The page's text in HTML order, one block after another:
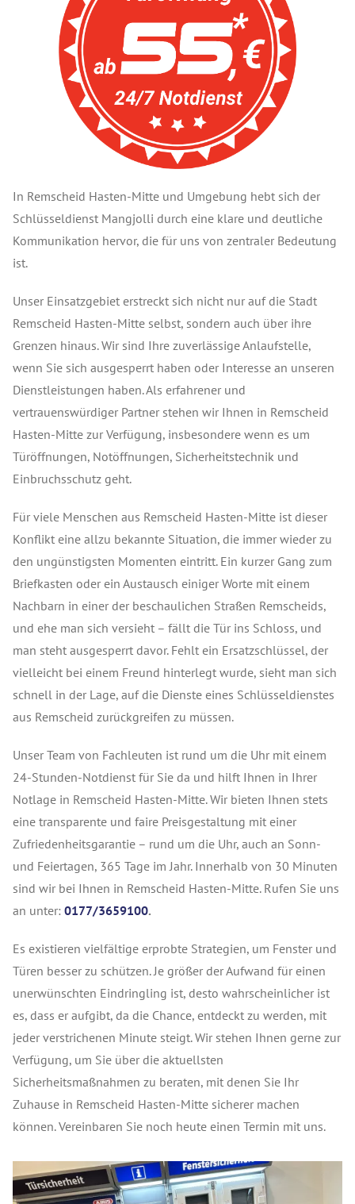
In Remscheid Hasten-Mitte und Umgebung hebt sich der
Schlüsseldienst Mangjolli durch eine klare und deutliche
Kommunikation hervor, die für uns von zentraler Bedeutung
ist.
Unser Einsatzgebiet erstreckt sich nicht nur auf die Stadt
Remscheid Hasten-Mitte selbst, sondern auch über ihre
Grenzen hinaus. Wir sind Ihre zuverlässige Anlaufstelle,
wenn Sie sich ausgesperrt haben oder Interesse an unseren
Dienstleistungen haben. Als erfahrener und
vertrauenswürdiger Partner stehen wir Ihnen in Remscheid
Hasten-Mitte zur Verfügung, insbesondere wenn es um
Türöffnungen, Notöffnungen, Sicherheitstechnik und
Einbruchsschutz geht.
Für viele Menschen aus Remscheid Hasten-Mitte ist dieser
Konflikt eine allzu bekannte Situation, die immer wieder zu
den ungünstigsten Momenten eintritt. Ein kurzer Gang zum
Briefkasten oder ein Austausch einiger Worte mit einem
Nachbarn in einer der beschaulichen Straßen Remscheids,
und ehe man sich versieht – fällt die Tür ins Schloss, und
man steht ausgesperrt davor. Fehlt ein Ersatzschlüssel, der
vielleicht bei einem Freund hinterlegt wurde, sieht man sich
schnell in der Lage, auf die Dienste eines Schlüsseldienstes
aus Remscheid zurückgreifen zu müssen.
Unser Team von Fachleuten ist rund um die Uhr mit einem
24-Stunden-Notdienst für Sie da und hilft Ihnen in Ihrer
Notlage in Remscheid Hasten-Mitte. Wir bieten Ihnen stets
eine transparente und faire Preisgestaltung mit einer
Zufriedenheitsgarantie – rund um die Uhr, auch an Sonn-
und Feiertagen, 365 Tage im Jahr. Innerhalb von 30 Minuten
sind wir bei Ihnen in Remscheid Hasten-Mitte. Rufen Sie uns
an unter: 0177/3659100.
Es existieren vielfältige erprobte Strategien, um Fenster und
Türen besser zu schützen. Je größer der Aufwand für einen
unerwünschten Eindringling ist, desto wahrscheinlicher ist
es, dass er aufgibt, da die Chance, entdeckt zu werden, mit
jeder verstrichenen Minute steigt. Wir stehen Ihnen gerne zur
Verfügung, um Sie über die aktuellsten
Sicherheitsmaßnahmen zu beraten, mit denen Sie Ihr
Zuhause in Remscheid Hasten-Mitte sicherer machen
können. Vereinbaren Sie noch heute einen Termin mit uns.